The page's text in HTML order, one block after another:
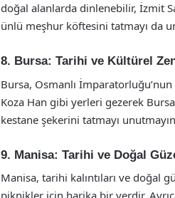
doğal alanlarda dinlenebilir, İzmit
ünlü meşhur köftesini tatmayı da
8. Bursa: Tarihi ve Kültürel
Bursa, Osmanlı
Koza Han gibi yerleri gezerek
kestane şekerini tatmayı
9. Manisa: Tarihi ve Doğal
Manisa, tarihi kalıntıları ve doğal
piknikler için harika bir yerdir.